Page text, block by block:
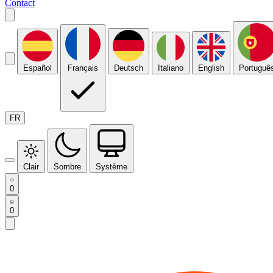
Contact
Español Français Deutsch Italiano English
FR
Clair Sombre Système
0
0